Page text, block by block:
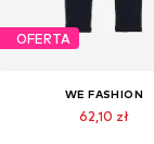
OFERTA
WE FASHION
62,10 zł